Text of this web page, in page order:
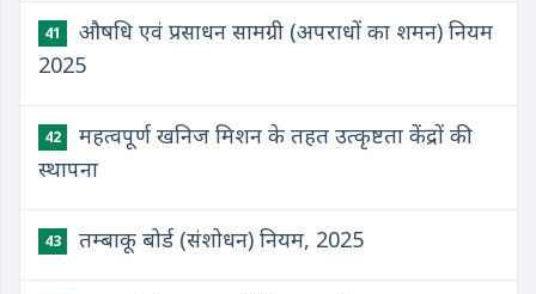
41
औषधि एवं प्रसाधन सामग्री (अपराधों का शमन) नियम
2025
42
महत्वपूर्ण खनिज मिशन के तहत उत्कृष्टता केंद्रों की
स्थापना
43 तम्बाकू बोर्ड (संशोधन) नियम, 2025